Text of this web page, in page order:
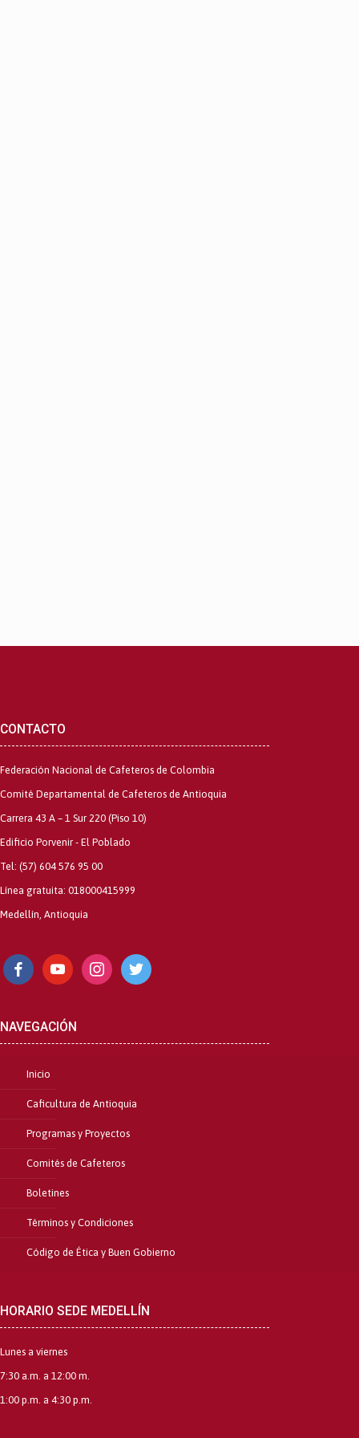
CONTACTO
Federación Nacional de Cafeteros de Colombia
Comité Departamental de Cafeteros de Antioquia
Carrera 43 A – 1 Sur 220 (Piso 10)
Edificio Porvenir - El Poblado
Tel: (57) 604 576 95 00
Línea gratuita: 018000415999
Medellín, Antioquia
facebookyoutube instagramtwitter
NAVEGACIÓN
Inicio
Caficultura de Antioquia
Programas y Proyectos
Comités de Cafeteros
Boletines
Términos y Condiciones
Código de Ética y Buen Gobierno
HORARIO SEDE MEDELLÍN
Lunes a viernes
7:30 a.m. a 12:00 m.
1:00 p.m. a 4:30 p.m.